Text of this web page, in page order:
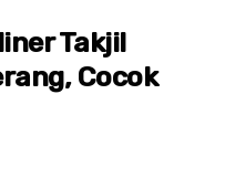
Takjil
Cocok